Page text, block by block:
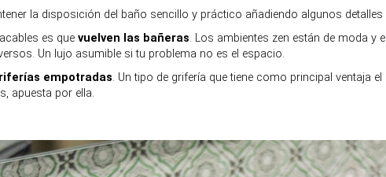
la disposición del baño sencillo y práctico añadiendo algunos
es que vuelven las bañeras. Los ambientes zen están de moda y
Un lujo asumible si tu problema no es el espacio.
empotradas. Un tipo de grifería que tiene como principal ventaja
apuesta por ella.